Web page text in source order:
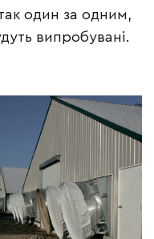
один за одним,
випробувані.